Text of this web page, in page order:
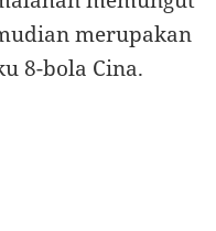
merupakan
8-bola Cina.